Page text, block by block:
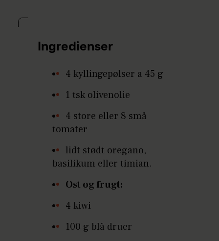
Ingredienser
4 kyllingepølser a 45 g
1 tsk olivenolie
4 store eller 8 små
tomater
lidt stødt oregano,
basilikum eller timian.
Ost og frugt:
4 kiwi
100 g blå druer